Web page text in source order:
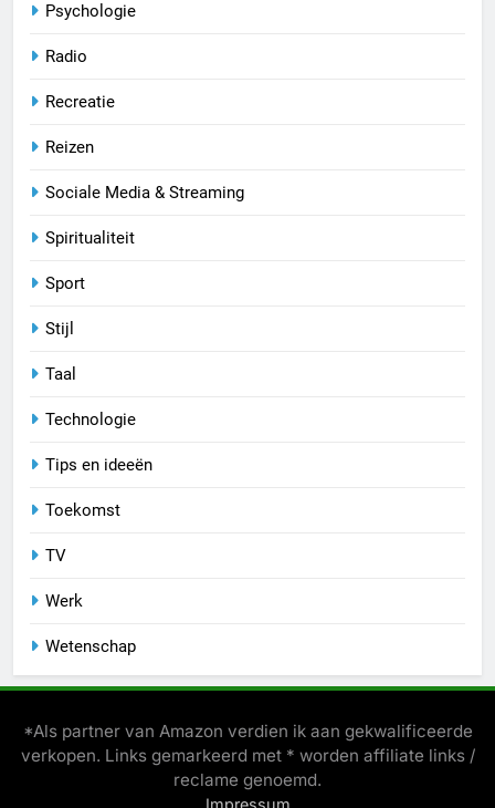
Psychologie
Radio
Recreatie
Reizen
Sociale Media & Streaming
Spiritualiteit
Sport
Stijl
Taal
Technologie
Tips en ideeën
Toekomst
TV
Werk
Wetenschap
*Als partner van Amazon verdien ik aan gekwalificeerde
verkopen. Links gemarkeerd met * worden affiliate links /
reclame genoemd.
Impressum